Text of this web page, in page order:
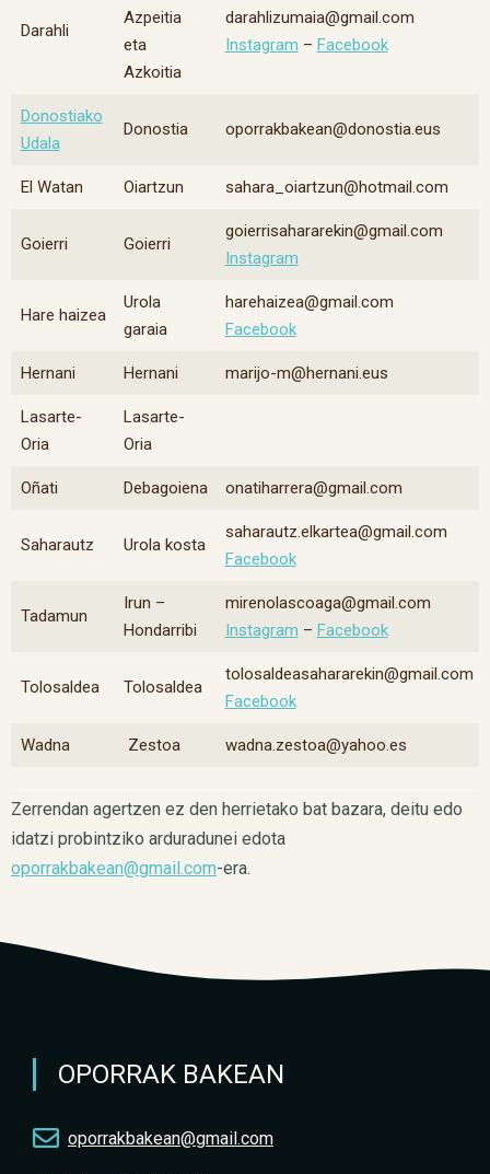
Darahli
Azpeitia
eta
Azkoitia
darahlizumaia@gmail.com
Instagram – Facebook
Donostiako
Udala
Donostia oporrakbakean@donostia.eus
El Watan Oiartzun sahara_oiartzun@hotmail.com
Goierri Goierri
goierrisahararekin@gmail.com
Instagram
Hare haizea
Urola
garaia
harehaizea@gmail.com
Facebook
Hernani Hernani marijo-m@hernani.eus
Lasarte-
Oria
Lasarte-
Oria
Oñati Debagoiena onatiharrera@gmail.com
Saharautz Urola kosta
saharautz.elkartea@gmail.com
Facebook
Tadamun
Irun –
Hondarribi
mirenolascoaga@gmail.com
Instagram – Facebook
Tolosaldea Tolosaldea
tolosaldeasahararekin@gmail.com
Facebook
Wadna Zestoa wadna.zestoa@yahoo.es
Zerrendan agertzen ez den herrietako bat bazara, deitu edo
idatzi probintziko arduradunei edota
oporrakbakean@gmail.com-era.
OPORRAK BAKEAN
oporrakbakean@gmail.com